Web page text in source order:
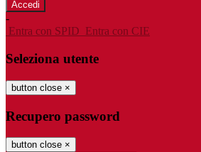
-
Entra con SPID Entra con CIE
Seleziona utente
button close ×
Recupero password
button close ×